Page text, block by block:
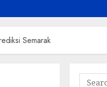
Semarak
Search